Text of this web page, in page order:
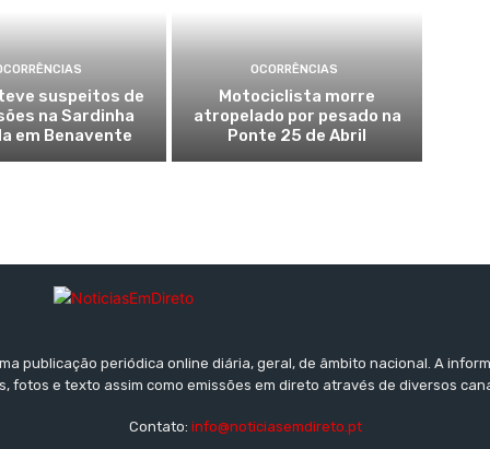
suspeitos de
na Sardinha
em Benavente
OCORRÊNCIAS
Motociclista morre
atropelado por pesado na
Ponte 25 de Abril
uma publicação periódica online diária, geral, de âmbito nacional. A
fotos e texto assim como emissões em direto através de diversos
Contato: info@noticiasemdireto.pt